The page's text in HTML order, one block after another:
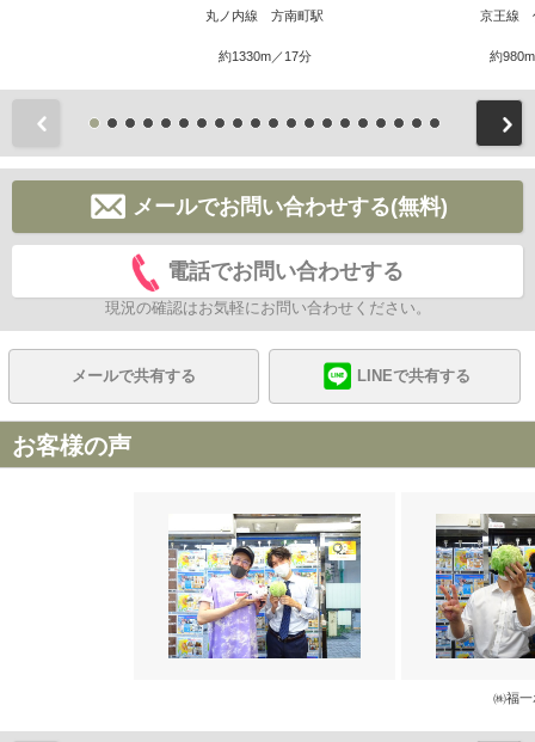
丸ノ内線 方南町駅
約1330m／17分
京王線
約
メールでお問い合わせする(無料)
電話でお問い合わせする
現況の確認はお気軽にお問い合わせください。
メールで共有する LINEで共有する
お客様の声
㈱福一